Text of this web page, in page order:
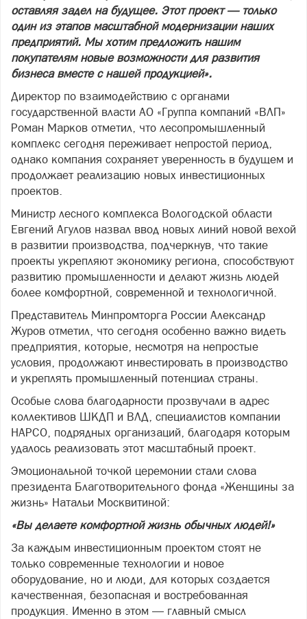
оставляя задел на будущее. Этот проект — только
один из этапов масштабной модернизации наших
предприятий. Мы хотим предложить нашим
покупателям новые возможности для развития
бизнеса вместе с нашей продукцией».
Директор по взаимодействию с органами
государственной власти АО «Группа компаний «ВЛП»
Роман Марков отметил, что лесопромышленный
комплекс сегодня переживает непростой период,
однако компания сохраняет уверенность в будущем и
продолжает реализацию новых инвестиционных
проектов.
Министр лесного комплекса Вологодской области
Евгений Агулов назвал ввод новых линий новой вехой
в развитии производства, подчеркнув, что такие
проекты укрепляют экономику региона, способствуют
развитию промышленности и делают жизнь людей
более комфортной, современной и технологичной.
Представитель Минпромторга России Александр
Журов отметил, что сегодня особенно важно видеть
предприятия, которые, несмотря на непростые
условия, продолжают инвестировать в производство
и укреплять промышленный потенциал страны.
Особые слова благодарности прозвучали в адрес
коллективов ШКДП и ВЛД, специалистов компании
HAPCO, подрядных организаций, благодаря которым
удалось реализовать этот масштабный проект.
Эмоциональной точкой церемонии стали слова
президента Благотворительного фонда «Женщины за
жизнь» Натальи Москвитиной:
«Вы делаете комфортной жизнь обычных людей!»
За каждым инвестиционным проектом стоят не
только современные технологии и новое
оборудование, но и люди, для которых создается
качественная, безопасная и востребованная
продукция. Именно в этом — главный смысл